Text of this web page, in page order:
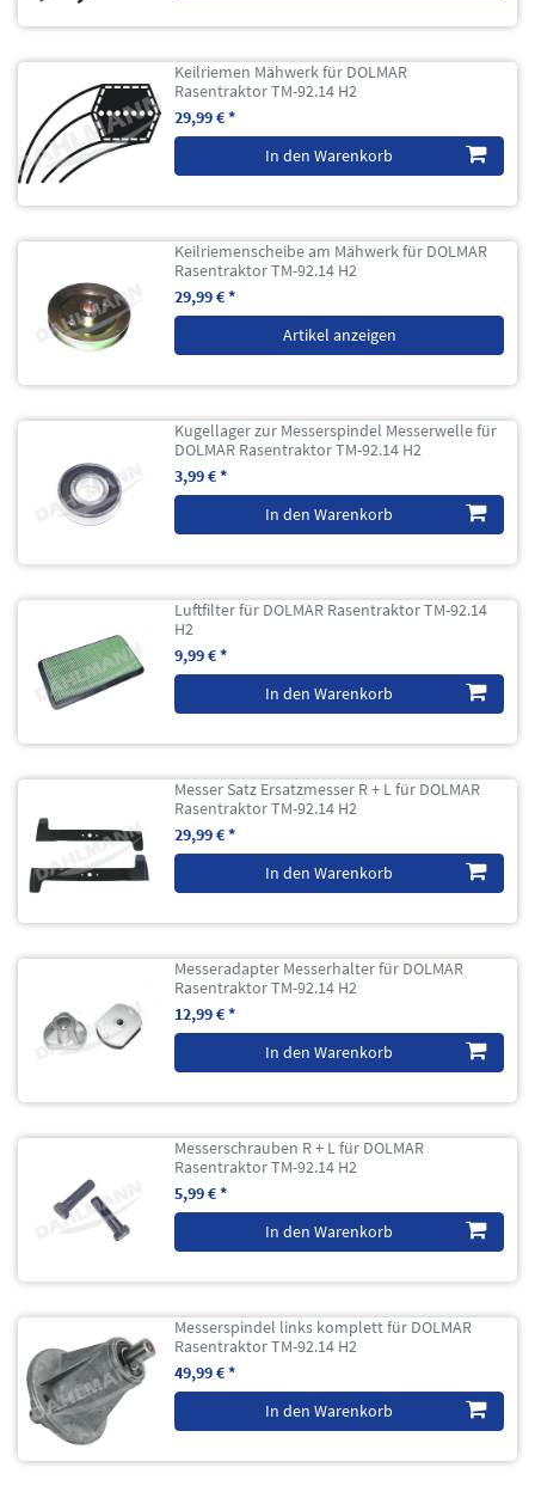
Keilriemen Mähwerk für DOLMAR
Rasentraktor TM-92.14 H2
29,99 € *
In den Warenkorb
Keilriemenscheibe am Mähwerk für DOLMAR
Rasentraktor TM-92.14 H2
29,99 € *
Artikel anzeigen
Kugellager zur Messerspindel Messerwelle für
DOLMAR Rasentraktor TM-92.14 H2
3,99 € *
In den Warenkorb
Luftfilter für DOLMAR Rasentraktor TM-92.14
H2
9,99 € *
In den Warenkorb
Messer Satz Ersatzmesser R + L für DOLMAR
Rasentraktor TM-92.14 H2
29,99 € *
In den Warenkorb
Messeradapter Messerhalter für DOLMAR
Rasentraktor TM-92.14 H2
12,99 € *
In den Warenkorb
Messerschrauben R + L für DOLMAR
Rasentraktor TM-92.14 H2
5,99 € *
In den Warenkorb
Messerspindel links komplett für DOLMAR
Rasentraktor TM-92.14 H2
49,99 € *
In den Warenkorb